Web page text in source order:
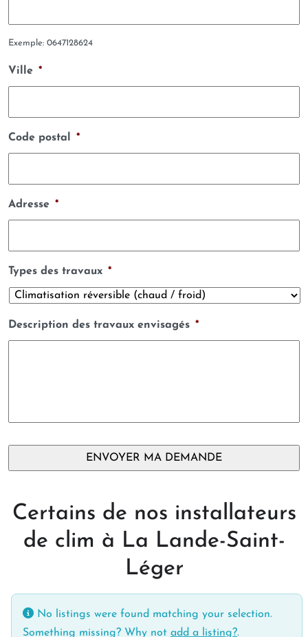
Exemple: 0647128624
Ville *
Code postal *
Adresse *
Types des travaux *
Description des travaux envisagés *
Certains de nos installateurs
de clim à La Lande-Saint-
Léger
No listings were found matching your selection.
Something missing? Why not add a listing?.